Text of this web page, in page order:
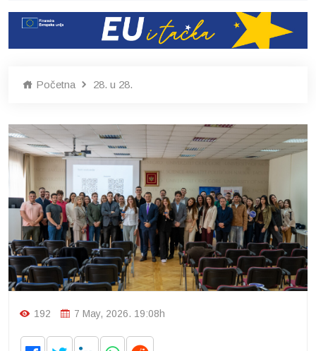
Početna 28. u 28.
192 7 May, 2026. 19:08h